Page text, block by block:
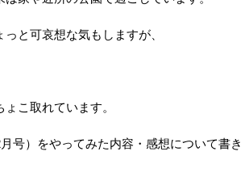
と可哀想な気もしますが、
こ取れています。
号）をやってみた内容・感想について書き